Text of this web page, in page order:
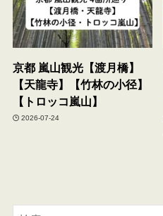
京都 嵐山観光【渡月橋】
【天龍寺】【竹林の小径】
【トロッコ嵐山】
2026-07-24